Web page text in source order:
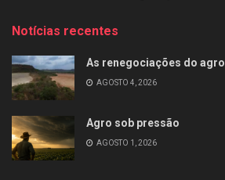
Notícias recentes
As renegociações do agro
AGOSTO 4, 2026
Agro sob pressão
AGOSTO 1, 2026